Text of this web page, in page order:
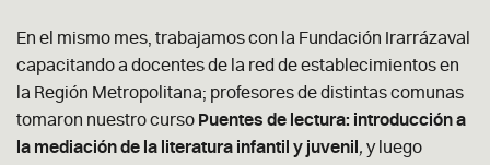
En el mismo mes, trabajamos con la Fundación Irarrázaval
capacitando a docentes de la red de establecimientos en
la Región Metropolitana; profesores de distintas comunas
tomaron nuestro curso Puentes de lectura: introducción a
la mediación de la literatura infantil y juvenil , y luego